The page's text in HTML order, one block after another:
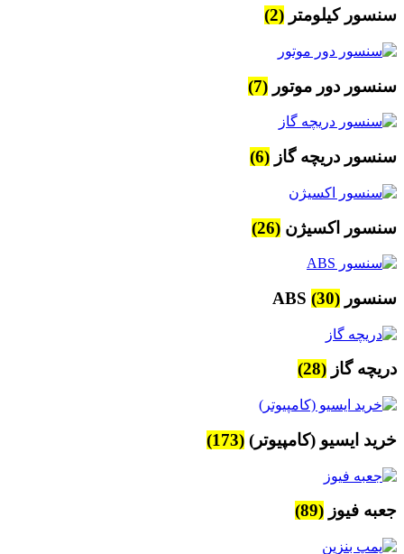
سنسور کیلومتر (2)
سنسور دور موتور (7)
سنسور دریچه گاز (6)
سنسور اکسیژن (26)
سنسور ABS (30)
دریچه گاز (28)
خرید ایسیو (کامپیوتر) (173)
جعبه فیوز (89)